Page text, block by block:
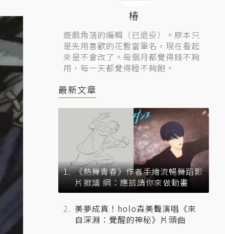
椿
遊戲角落的編輯（已退役）。原本只
是先用喜歡的花暫當筆名，現在看起
來是不會改了。每個月都覺得錢不夠
用，每一天都覺得睡不夠飽。
最新文章
《熱舞青春》作者手繪流暢舞蹈影
片掀議 網：應該請你來做動畫
美夢成真！holo森美聲演唱《來
自深淵：覺醒的神秘》片頭曲